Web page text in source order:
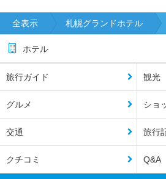
全表示 札幌グランドホテル
ホテル
旅行ガイド 観光
グルメ ショ
交通 旅行
クチコミ Q&A